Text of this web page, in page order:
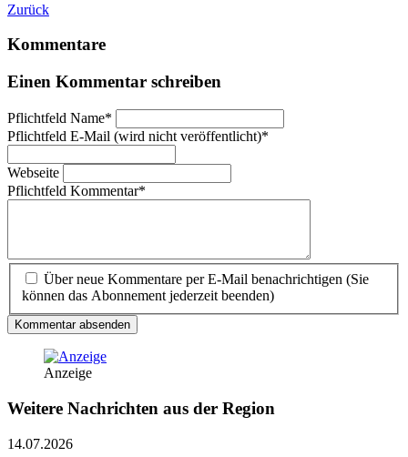
Zurück
Kommentare
Einen Kommentar schreiben
Pflichtfeld Name*
Pflichtfeld E-Mail (wird nicht veröffentlicht)*
Webseite
Pflichtfeld Kommentar*
Über neue Kommentare per E-Mail benachrichtigen (Sie
können das Abonnement jederzeit beenden)
Kommentar absenden
Anzeige
Weitere Nachrichten aus der Region
14.07.2026